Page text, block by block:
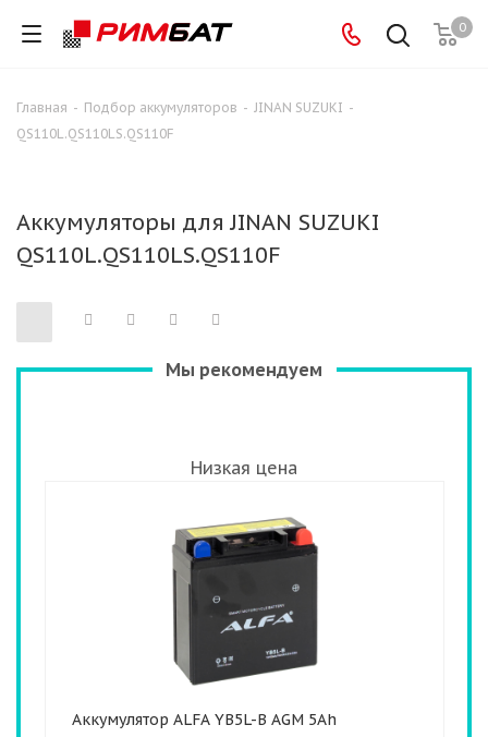
0
Главная - Подбор аккумуляторов - JINAN SUZUKI -
QS110L.QS110LS.QS110F
Аккумуляторы для JINAN SUZUKI
QS110L.QS110LS.QS110F
Мы рекомендуем
Низкая цена
Аккумулятор ALFA YB5L-B AGM 5Ah